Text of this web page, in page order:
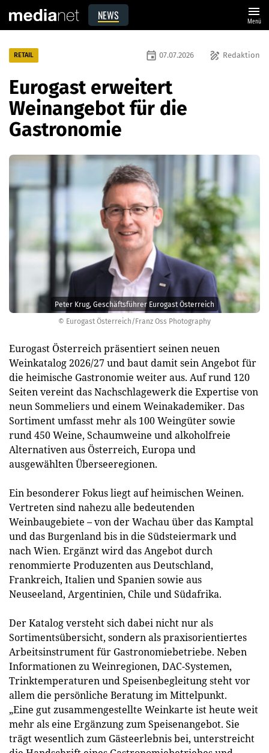
NEWS menu
Menü
© Eurogast Österreich/Franz Oss Photography
Peter Krug, Geschäftsführer Eurogast Österreich
RETAIL draw Redaktion
event 07.07.2026
Eurogast erweitert
Weinangebot für die
Gastronomie
Eurogast Österreich präsentiert seinen neuen
Weinkatalog 2026/27 und baut damit sein Angebot für
die heimische Gastronomie weiter aus. Auf rund 120
Seiten vereint das Nachschlagewerk die Expertise von
neun Sommeliers und einem Weinakademiker. Das
Sortiment umfasst mehr als 100 Weingüter sowie
rund 450 Weine, Schaumweine und alkoholfreie
Alternativen aus Österreich, Europa und
ausgewählten Überseeregionen.
Ein besonderer Fokus liegt auf heimischen Weinen.
Vertreten sind nahezu alle bedeutenden
Weinbaugebiete – von der Wachau über das Kamptal
und das Burgenland bis in die Südsteiermark und
nach Wien. Ergänzt wird das Angebot durch
renommierte Produzenten aus Deutschland,
Frankreich, Italien und Spanien sowie aus
Neuseeland, Argentinien, Chile und Südafrika.
Der Katalog versteht sich dabei nicht nur als
Sortimentsübersicht, sondern als praxisorientiertes
Arbeitsinstrument für Gastronomiebetriebe. Neben
Informationen zu Weinregionen, DAC-Systemen,
Trinktemperaturen und Speisenbegleitung steht vor
allem die persönliche Beratung im Mittelpunkt.
„Eine gut zusammengestellte Weinkarte ist heute weit
mehr als eine Ergänzung zum Speisenangebot. Sie
trägt wesentlich zum Gästeerlebnis bei, unterstreicht